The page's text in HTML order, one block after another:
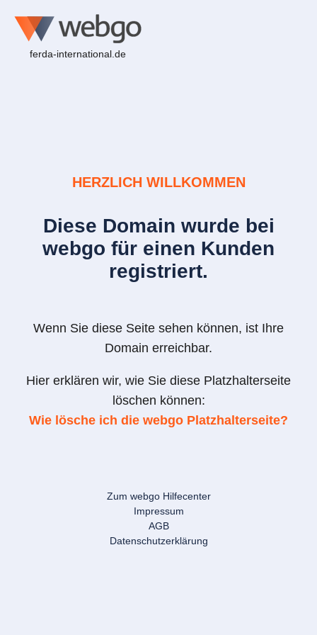
ferda-international.de
HERZLICH WILLKOMMEN
Diese Domain wurde bei
webgo für einen Kunden
registriert.
Wenn Sie diese Seite sehen können, ist Ihre
Domain erreichbar.
Hier erklären wir, wie Sie diese Platzhalterseite
löschen können:
Wie lösche ich die webgo Platzhalterseite?
Zum webgo Hilfecenter
Impressum
AGB
Datenschutzerklärung